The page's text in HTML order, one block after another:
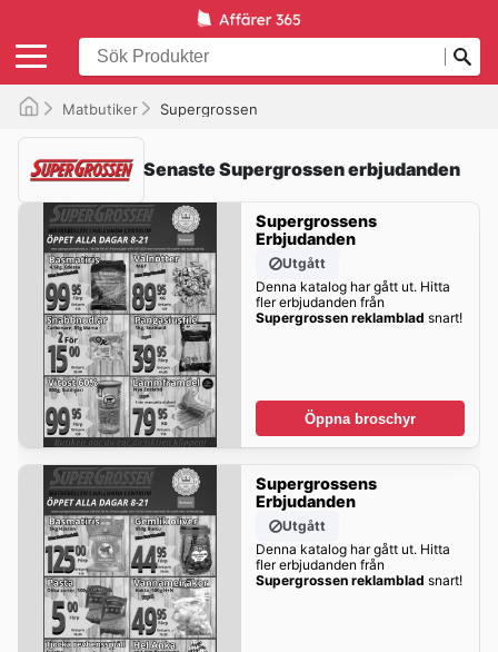
Matbutiker Supergrossen
Senaste Supergrossen erbjudanden
Supergrossens
Erbjudanden
Utgått
Denna katalog har gått ut. Hitta
fler erbjudanden från
Supergrossen reklamblad snart!
Öppna broschyr
Supergrossens
Erbjudanden
Utgått
Denna katalog har gått ut. Hitta
fler erbjudanden från
Supergrossen reklamblad snart!